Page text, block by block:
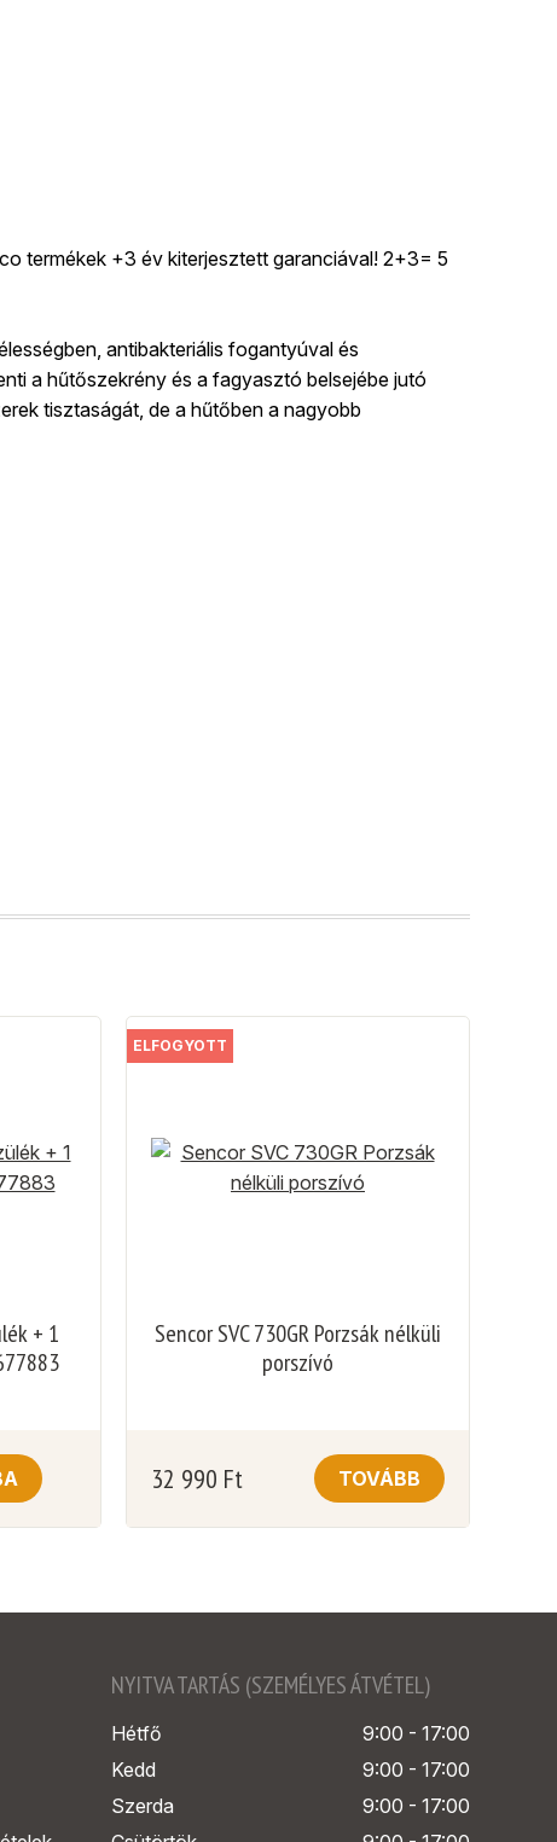
termékek +3 év kiterjesztett garanciával! 2+3= 5
antibakteriális fogantyúval és
a hűtőszekrény és a fagyasztó belsejébe jutó
tisztaságát, de a hűtőben a nagyobb
+ 1
ELFOGYOTT
Sencor SVC 730GR Porzsák nélküli
porszívó
32 990 Ft TOVÁBB
NYITVA TARTÁS (SZEMÉLYES ÁTVÉTEL)
Hétfő
9:00 - 17:00
Kedd
9:00 - 17:00
Szerda
9:00 - 17:00